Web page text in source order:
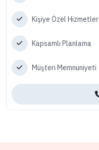
Kişiye Özel Hizmetler
Kapsamlı Planlama
Müşteri Memnuniyeti